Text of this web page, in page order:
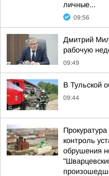
личные...
09:56
Дмитрий
рабочую
09:49
В Тульской
09:44
контроль
обрушения